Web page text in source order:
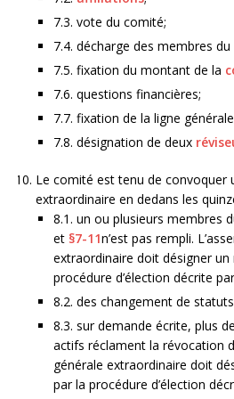
7.3. vote du comité;
7.4. décharge des membres
7.5. fixation du montant de la
7.6. questions financières;
7.7. fixation de la ligne
7.8. désignation de deux
Le comité est tenu de convoquer
extraordinaire en dedans les
8.1. un ou plusieurs membres
et §7-11n’est pas rempli.
extraordinaire doit désigner
procédure d’élection décrite
8.2. des changement de
8.3. sur demande écrite, plus
actifs réclament la révocation
générale extraordinaire doit
par la procédure d’élection